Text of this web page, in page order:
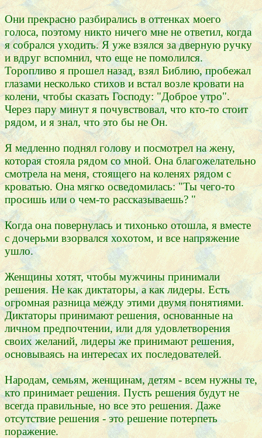
Они прекрасно разбирались в оттенках моего
голоса, поэтому никто ничего мне не ответил, когда
я собрался уходить. Я уже взялся за дверную ручку
и вдруг вспомнил, что еще не помолился.
Торопливо я прошел назад, взял Библию, пробежал
глазами несколько стихов и встал возле кровати на
колени, чтобы сказать Господу: "Доброе утро".
Через пару минут я почувствовал, что кто-то стоит
рядом, и я знал, что это бы не Он.
Я медленно поднял голову и посмотрел на жену,
которая стояла рядом со мной. Она благожелательно
смотрела на меня, стоящего на коленях рядом с
кроватью. Она мягко осведомилась: "Ты чего-то
просишь или о чем-то рассказываешь? "
Когда она повернулась и тихонько отошла, я вместе
с дочерьми взорвался хохотом, и все напряжение
ушло.
Женщины хотят, чтобы мужчины принимали
решения. Не как диктаторы, а как лидеры. Есть
огромная разница между этими двумя понятиями.
Диктаторы принимают решения, основанные на
личном предпочтении, или для удовлетворения
своих желаний, лидеры же принимают решения,
основываясь на интересах их последователей.
Народам, семьям, женщинам, детям - всем нужны те,
кто принимает решения. Пусть решения будут не
всегда правильные, но все это решения. Даже
отсутствие решения - это решение потерпеть
поражение.